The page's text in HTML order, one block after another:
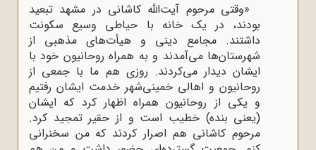
«وقتی مرحوم آیت‌الله کاشانی در مشهد تبعید
بودند، در یک خانه با حیاطی وسیع سکونت
داشتند. مجامع دینی و هیأت‌های مذهبی از
شهرستان‌ها می‌آمدند و به همراه روحانیون خود با
ایشان دیدار می‌کردند. روزی هم ما با جمعی از
روحانیون و اهالی خمینی‌شهر خدمت ایشان رفتیم
و یکی از روحانیون همراه اظهار کرد که ایشان
(یعنی بنده) خطیب است و از حقیر تمجید کرد.
مرحوم کاشانی هم اصرار کردند که من سخنرانی